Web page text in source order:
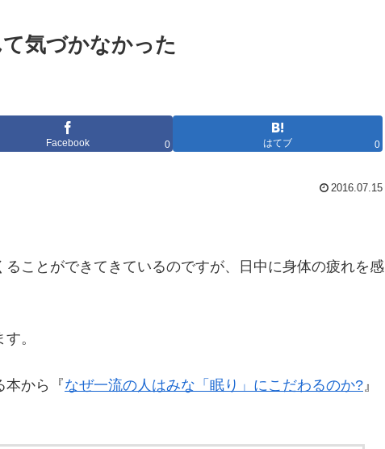
気づかなかった
Facebook 0 はてブ 0
2016.07.15
ことができてきているのですが、日中に身体の疲れを感
。
本から『なぜ一流の人はみな「眠り」にこだわるのか? 』